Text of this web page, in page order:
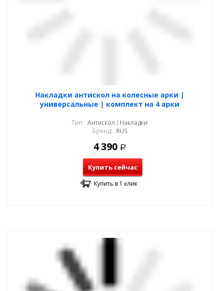
Накладки антискол на колесные арки |
универсальные | комплект на 4 арки
Тип: Антискол / Накладки
Бренд: RUS
4 390 Р
Купить сейчас
Купить в 1 клик